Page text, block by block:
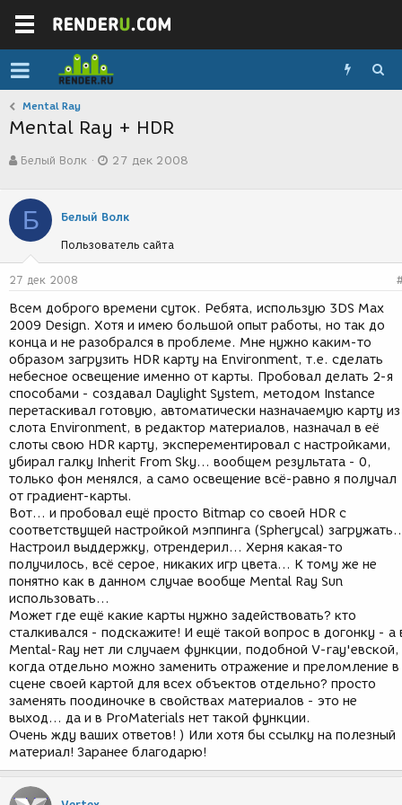
Mental Ray
Mental Ray + HDR
в
о
р
т
е
м
ы
Белый Волк
а
с
з
д
и
я
27 дек 2008
Б Белый Волк
Пользователь сайта
27 дек 2008
Всем доброго времени суток. Ребята, использую 3DS Max
2009 Design. Хотя и имею большой опыт работы, но так до
конца и не разобрался в проблеме. Мне нужно каким-то
образом загрузить HDR карту на Environment, т.е. сделать
небесное освещение именно от карты. Пробовал делать 2-я
способами - создавал Daylight System, методом Instance
перетаскивал готовую, автоматически назначаемую карту из
слота Environment, в редактор материалов, назначал в её
слоты свою HDR карту, эксперементировал с настройками,
убирал галку Inherit From Sky... вообщем результата - 0,
только фон менялся, а само освещение всё-равно я получал
от градиент-карты.
Вот... и пробовал ещё просто Bitmap со своей HDR с
соответствущей настройкой мэппинга (Spherycal)
Настроил выддержку, отрендерил... Херня какая-то
получилось, всё серое, никаких игр цвета... К тому же не
понятно как в данном случае вообще Mental Ray Sun
использовать...
Может где ещё какие карты нужно задействовать? кто
сталкивался - подскажите! И ещё такой вопрос в догонку - а
Mental-Ray нет ли случаем функции, подобной V-ray'евской,
когда отдельно можно заменить отражение и преломление в
сцене своей картой для всех объектов отдельно? просто
заменять поодиночке в свойствах материалов - это не
выход... да и в ProMaterials нет такой функции.
Очень жду ваших ответов! ) Или хотя бы ссылку на полезный
материал! Заранее благодарю!